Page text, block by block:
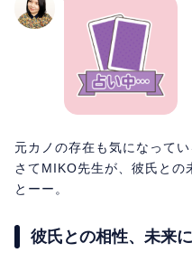
元カノの存在も気になってい
さてMIKO先生が、彼氏との
とーー。
彼氏との相性、未来